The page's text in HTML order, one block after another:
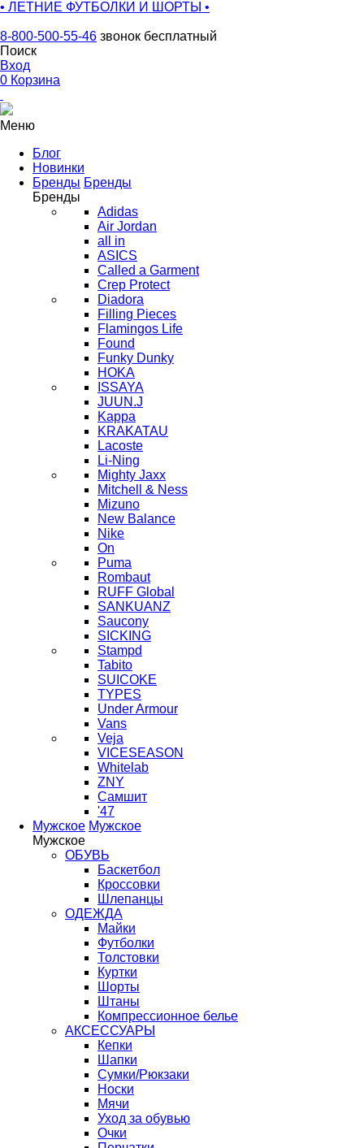
• ЛЕТНИЕ ФУТБОЛКИ И ШОРТЫ •
8-800-500-55-46 звонок бесплатный
Поиск
Вход
0 Корзина
Меню
Блог
Новинки
Бренды Бренды
Бренды
Adidas
Air Jordan
all in
ASICS
Called a Garment
Crep Protect
Diadora
Filling Pieces
Flamingos Life
Found
Funky Dunky
HOKA
ISSAYA
JUUN.J
Kappa
KRAKATAU
Lacoste
Li-Ning
Mighty Jaxx
Mitchell & Ness
Mizuno
New Balance
Nike
On
Puma
Rombaut
RUFF Global
SANKUANZ
Saucony
SICKING
Stampd
Tabito
SUICOKE
TYPES
Under Armour
Vans
Veja
VICESEASON
Whitelab
ZNY
Самшит
'47
Мужское Мужское
Мужское
ОБУВЬ
Баскетбол
Кроссовки
Шлепанцы
ОДЕЖДА
Майки
Футболки
Толстовки
Куртки
Шорты
Штаны
Компрессионное белье
АКСЕССУАРЫ
Кепки
Шапки
Сумки/Рюкзаки
Носки
Мячи
Уход за обувью
Очки